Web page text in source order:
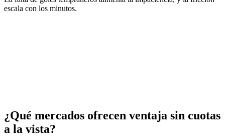
escala con los minutos.
¿Qué mercados ofrecen ventaja sin cuotas
a la vista?